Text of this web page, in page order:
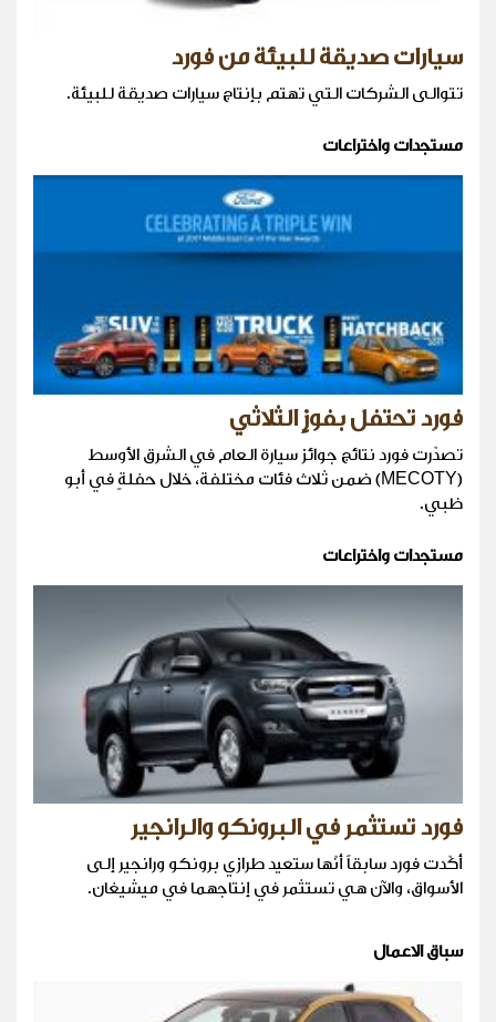
سيارات صديقة للبيئة من فورد
تتوالى الشركات التي تهتم بإنتاج سيارات صديقة للبيئة.
مستجدات واختراعات
فورد تحتفل بفوزٍ الثلاثي
تصدّرت فورد نتائج جوائز سيارة العام في الشرق الأوسط
(MECOTY) ضمن ثلاث فئات مختلفة، خلال حفلةٍ في أبو
ظبي.
مستجدات واختراعات
فورد تستثمر في البرونكو والرانجير
أكّدت فورد سابقاً أنّها ستعيد طرازي برونكو ورانجير إلى
الأسواق، والآن هي تستثمر في إنتاجهما في ميشيغان.
سباق الاعمال